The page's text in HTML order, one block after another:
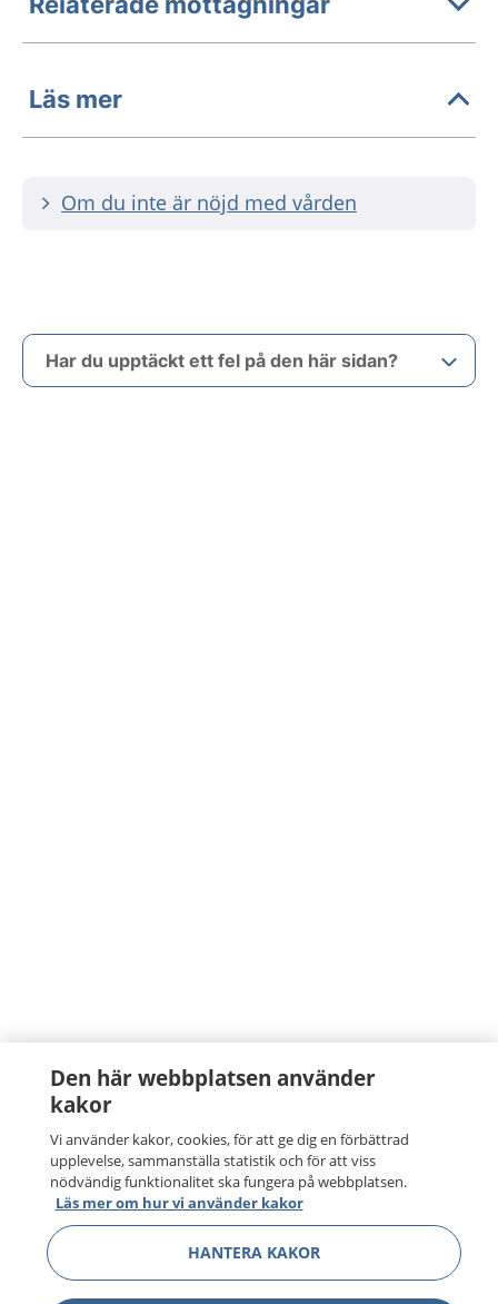
Läs mer
Om du inte är nöjd med vården
Har du upptäckt ett fel på den här sidan?
Den här webbplatsen använder
kakor
Vi använder kakor, cookies, för att ge dig en förbättrad
upplevelse, sammanställa statistik och för att viss
nödvändig funktionalitet ska fungera på webbplatsen.
Läs mer om hur vi använder kakor
HANTERA KAKOR